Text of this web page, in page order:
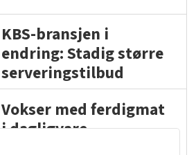
KBS-bransjen i
endring: Stadig større
serveringstilbud
Vokser med ferdigmat
i dagligvare